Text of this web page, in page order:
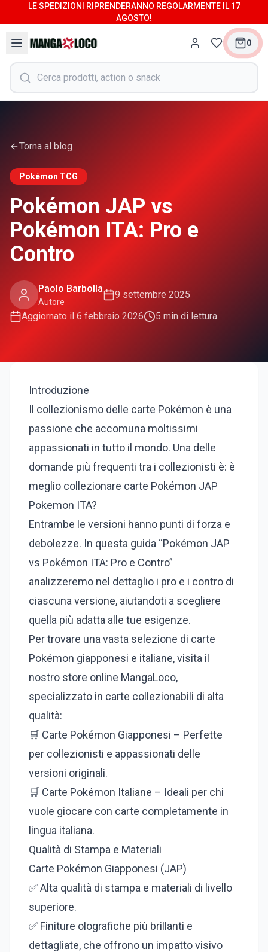
LE SPEDIZIONI RIPRENDERANNO REGOLARMENTE IL 17
AGOSTO!
0
Torna al blog
Pokémon TCG
Pokémon JAP vs
Pokémon ITA: Pro e
Contro
Paolo Barbolla
Autore
9 settembre 2025
Aggiornato il 6 febbraio 2026 5 min di lettura
Introduzione
Il collezionismo delle carte Pokémon è una
passione che accomuna moltissimi
appassionati in tutto il mondo. Una delle
domande più frequenti tra i collezionisti è: è
meglio collezionare carte Pokémon JAP
Pokemon ITA?
Entrambe le versioni hanno punti di forza e
debolezze. In questa guida “Pokémon JAP
vs Pokémon ITA: Pro e Contro”
analizzeremo nel dettaglio i pro e i contro di
ciascuna versione, aiutandoti a scegliere
quella più adatta alle tue esigenze.
Per trovare una vasta selezione di carte
Pokémon giapponesi e italiane, visita il
nostro store online MangaLoco,
specializzato in carte collezionabili di alta
qualità:
🛒 Carte Pokémon Giapponesi – Perfette
per collezionisti e appassionati delle
versioni originali.
🛒 Carte Pokémon Italiane – Ideali per chi
vuole giocare con carte completamente in
lingua italiana.
Qualità di Stampa e Materiali
Carte Pokémon Giapponesi (JAP)
✅ Alta qualità di stampa e materiali di livello
superiore.
✅ Finiture olografiche più brillanti e
dettagliate, che offrono un impatto visivo